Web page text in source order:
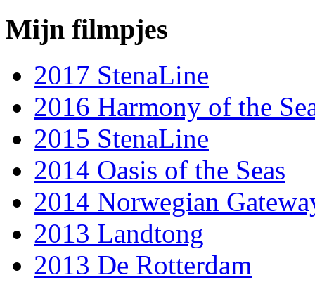
Mijn filmpjes
2017 StenaLine
2016 Harmony of the
2015 StenaLine
2014 Oasis of the Seas
2014 Norwegian
2013 Landtong
2013 De Rotterdam